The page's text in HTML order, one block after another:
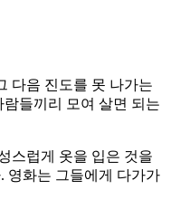
다음 진도를 못 나가는
들끼리 모여 살면 되는
스럽게 옷을 입은 것을
영화는 그들에게 다가가